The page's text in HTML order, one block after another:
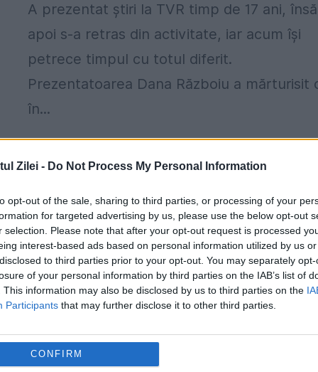
Zilei - Do Not Process My Personal Information
opt-out of the sale, sharing to third parties, or processing of your
for targeted advertising by us, please use the below opt-out
selection. Please note that after your opt-out request is processed
interest-based ads based on personal information utilized by us
to third parties prior to your opt-out. You may separately
of your personal information by third parties on the IAB’s list of
This information may also be disclosed by us to third parties on the
Participants that may further disclose it to other third parties.
CONFIRM
A prezentat știri la TVR timp de 17 ani, însă
apoi s-a retras din activitate, iar acum își
petrece timpul cu totul diferit.
Prezentatoarea Dana Războiu a mărturisit
în...
La doar ŞASE luni de la DIVORT îşi
viaţa lângă un MILIONAR GREC.
şi la pupitrul ştirilor
11 IANUARIE 2018
După divorţul de Ştefan Lungu, ştirista
anunţă că plecă din România. Anca Lungu